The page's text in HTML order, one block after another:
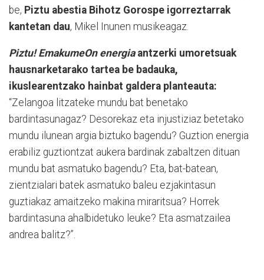
be, Piztu abestia Bihotz Gorospe igorreztarrak
kantetan dau, Mikel Inunen musikeagaz.
Piztu! EmakumeOn energiaantzerki umoretsuak
hausnarketarako tartea be badauka,
ikuslearentzako hainbat galdera planteauta:
“Zelangoa litzateke mundu bat benetako
bardintasunagaz? Desorekaz eta injustiziaz betetako
mundu ilunean argia biztuko bagendu? Guztion energia
erabiliz guztiontzat aukera bardinak zabaltzen dituan
mundu bat asmatuko bagendu? Eta, bat-batean,
zientzialari batek asmatuko baleu ezjakintasun
guztiakaz amaitzeko makina miraritsua? Horrek
bardintasuna ahalbidetuko leuke? Eta asmatzailea
andrea balitz?”.